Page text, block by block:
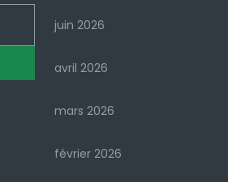
juin 2026
avril 2026
mars 2026
février 2026